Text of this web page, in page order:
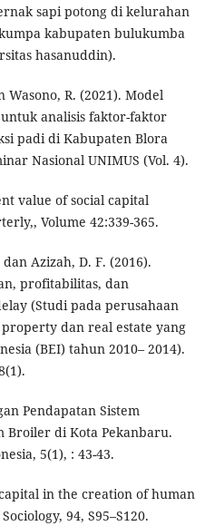
sapi potong di kelurahan
kabupaten bulukumba
hasanuddin).
Wasono, R. (2021). Model
analisis faktor-faktor
padi di Kabupaten Blora
Nasional UNIMUS (Vol. 4).
value of social capital
Volume 42:339-365.
Azizah, D. F. (2016).
profitabilitas, dan
(Studi pada perusahaan
dan real estate yang
(BEI) tahun 2010– 2014).
Pendapatan Sistem
Broiler di Kota Pekanbaru.
5(1), : 43-43.
in the creation of human
94, S95–S120.